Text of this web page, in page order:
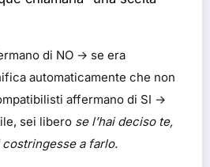
di NO → se era
automaticamente che non
affermano di SI →
sei libero se l’hai deciso te,
costringesse a farlo.